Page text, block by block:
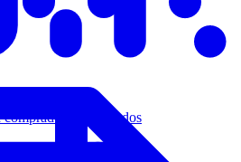
compradores calificados